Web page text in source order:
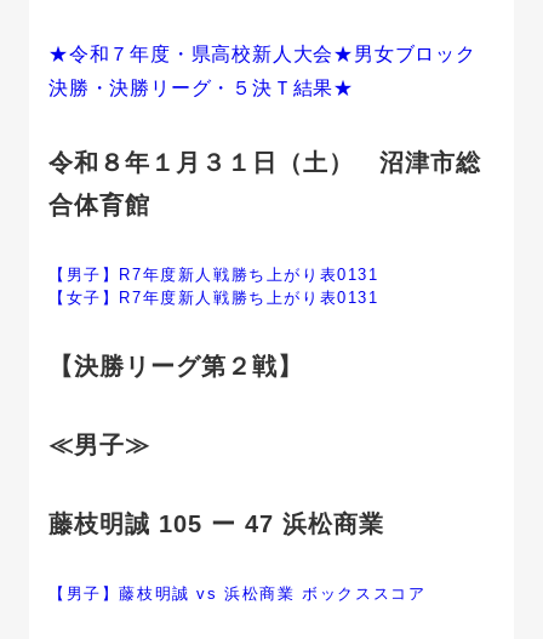
★令和７年度・県高校新人大会★男女ブロック
決勝・決勝リーグ・５決Ｔ結果★
令和８年１月３１日（土） 沼津市総
合体育館
【男子】R7年度新人戦勝ち上がり表0131
【女子】R7年度新人戦勝ち上がり表0131
【決勝リーグ第２戦】
≪男子≫
藤枝明誠 105 ー 47 浜松商業
【男子】藤枝明誠 vs 浜松商業 ボックススコア